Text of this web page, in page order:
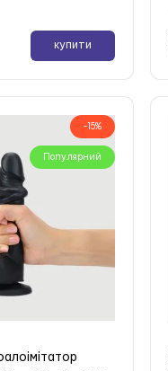
купити
-15%
Популярний